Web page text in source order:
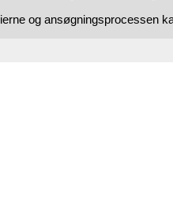
og ansøgningsprocessen